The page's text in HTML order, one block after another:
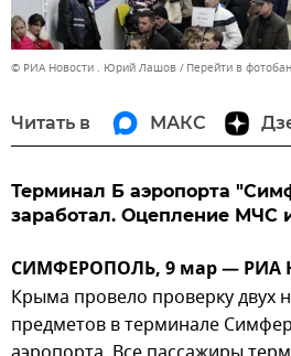
© РИА Новости . Юрий Лашов Перейти в
Читать в МАКС
Терминал Б аэропорта
заработал. Оцепление МЧС
СИМФЕРОПОЛЬ, 9 мар — РИА
Крыма провело проверку двух
предметов в терминале